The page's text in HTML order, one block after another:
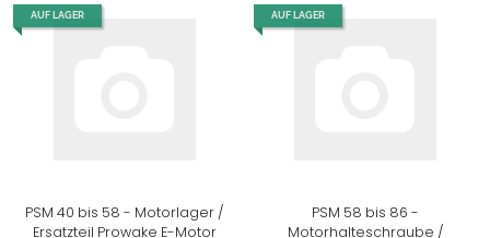
AUF LAGER
PSM 40 bis 58 - Motorlager /
Ersatzteil Prowake E-Motor
AUF LAGER
PSM 58 bis 86 -
Motorhalteschraube /